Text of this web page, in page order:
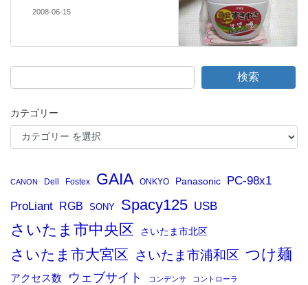
2008-06-15
検索
カテゴリー
CANON Dell Fostex GAIA ONKYO Panasonic PC-98x1
ProLiant RGB SONY Spacy125 USB
さいたま市中央区 さいたま市北区
さいたま市大宮区 さいたま市浦和区 つけ麺
アクセス数 ウェブサイト コンデンサ コントローラ